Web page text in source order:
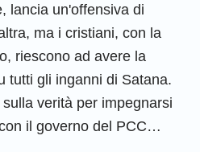
lancia un'offensiva di
ma i cristiani, con la
riescono ad avere la
tutti gli inganni di Satana.
verità per impegnarsi
il governo del PCC…